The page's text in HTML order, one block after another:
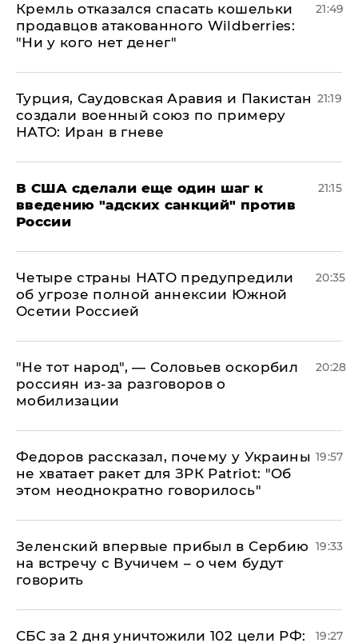
Кремль отказался спасать кошельки
продавцов атакованного Wildberries:
"Ни у кого нет денег"
21:49
Турция, Саудовская Аравия и Пакистан
создали военный союз по примеру
НАТО: Иран в гневе
21:19
В США сделали еще один шаг к
введению "адских санкций" против
России
21:15
Четыре страны НАТО предупредили
об угрозе полной аннексии Южной
Осетии Россией
20:35
​"Не тот народ", — Соловьев оскорбил
россиян из-за разговоров о
мобилизации
20:28
Федоров рассказал, почему у Украины
не хватает ракет для ЗРК Patriot: "Об
этом неоднократно говорилось"
19:57
Зеленский впервые прибыл в Сербию
на встречу с Вучичем – о чем будут
говорить
19:33
СБС за 2 дня уничтожили 102 цели РФ: 19:27